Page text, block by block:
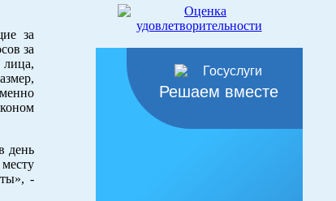
за
за
день
-
Решаем вместе